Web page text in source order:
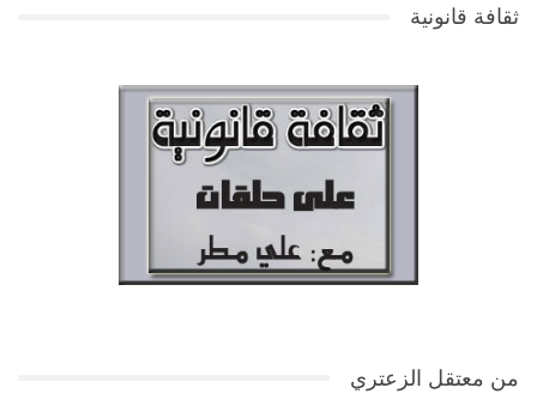
ثقافة قانونية
من معتقل الزعتري